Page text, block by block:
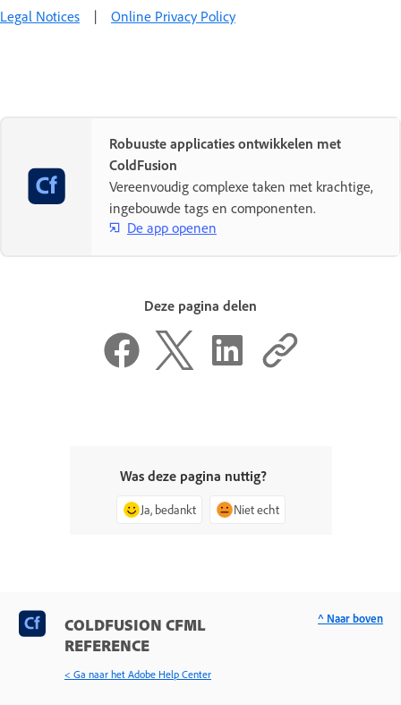
Legal Notices | Online Privacy Policy
Robuuste applicaties ontwikkelen met
ColdFusion
Vereenvoudig complexe taken met krachtige,
ingebouwde tags en componenten.
De app openen
Deze pagina delen
Was deze pagina nuttig?
Ja, bedankt Niet echt
COLDFUSION CFML
REFERENCE
< Ga naar het Adobe Help Center
^ Naar boven